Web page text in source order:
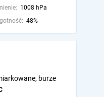
1008 hPa
48%
burze